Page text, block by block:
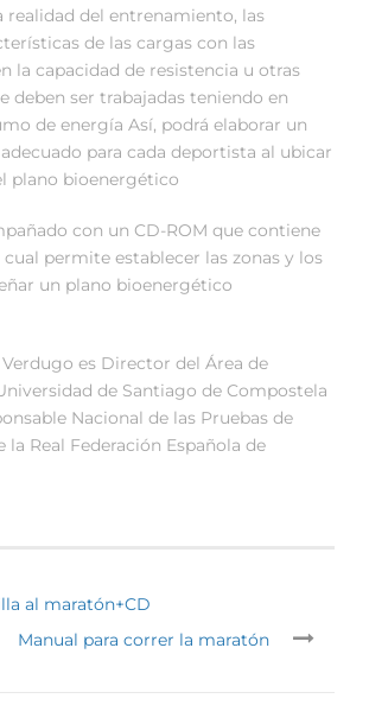
realidad del entrenamiento, las
de las cargas con las
la capacidad de resistencia u otras
deben ser trabajadas teniendo en
de energía Así, podrá elaborar un
para cada deportista al ubicar
plano bioenergético
con un CD-ROM que contiene
cual permite establecer las zonas y los
un plano bioenergético
es Director del Área de
de Santiago de Compostela
Nacional de las Pruebas de
la Real Federación Española de
al maratón+CD
Manual para correr la maratón